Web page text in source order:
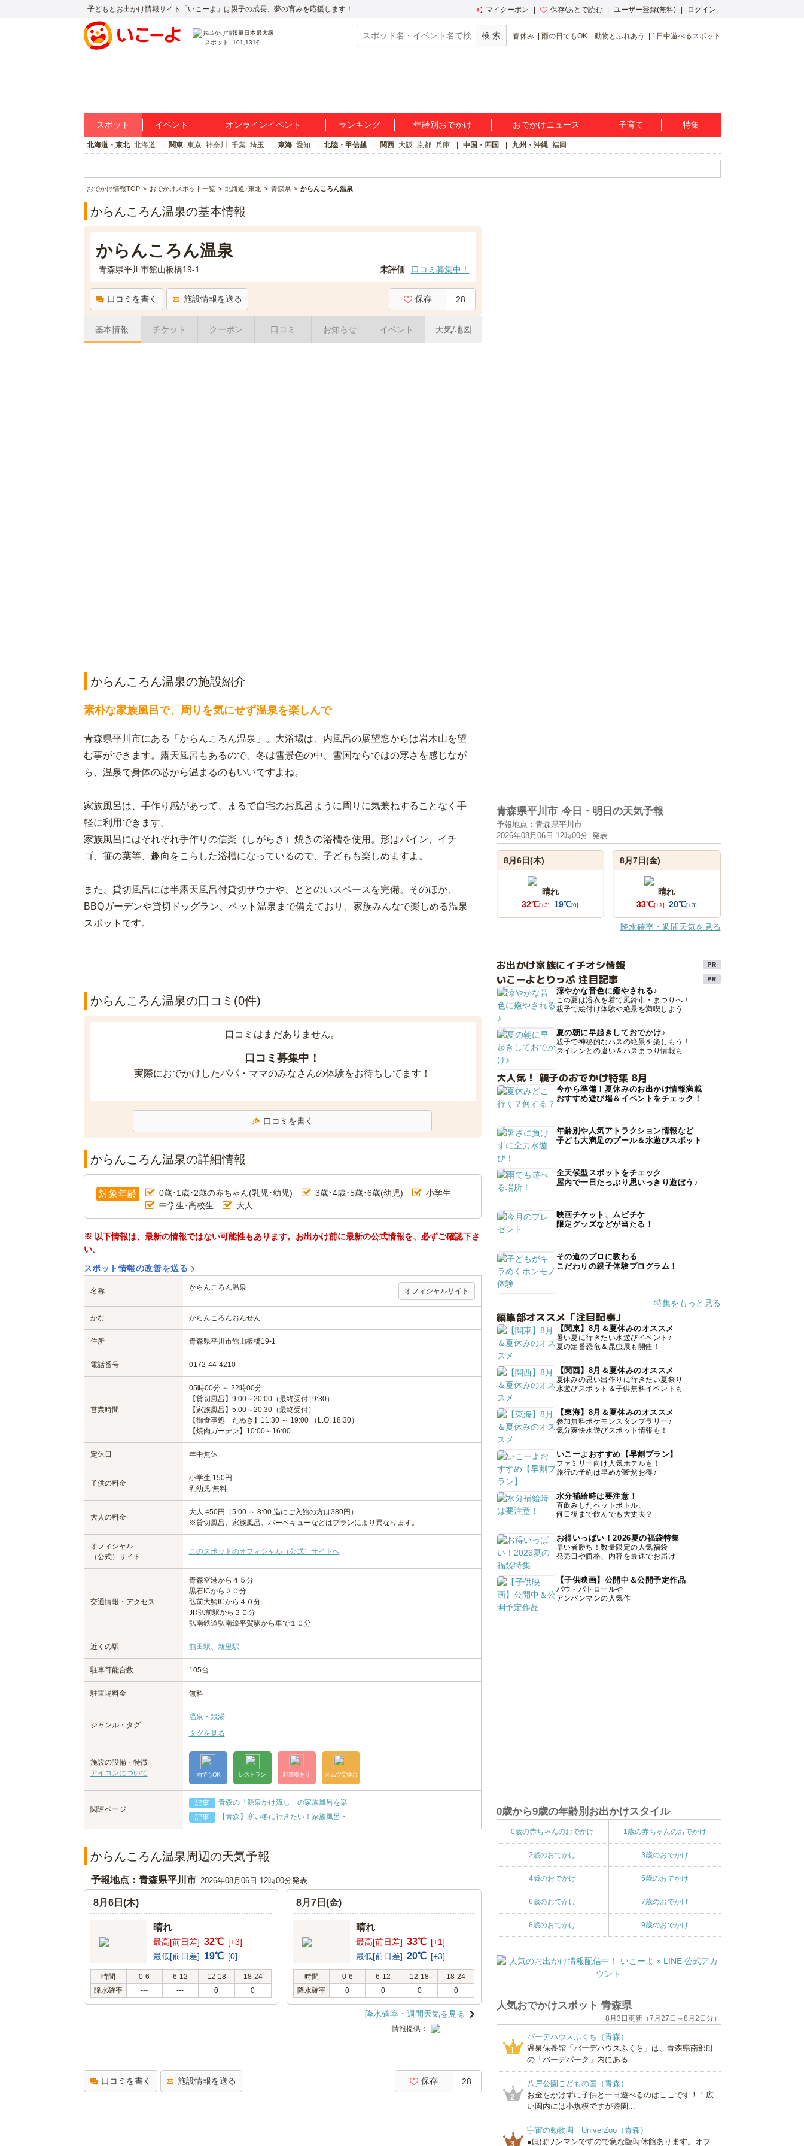
子どもとお出かけ情報サイト「いこーよ」は親子の成長、夢の育みを応援します！ マイクーポン 保存/あとで読む ユーザー登録(無料) ログイン
スポット 101,131件
春休み 雨の日でもOK 動物とふれあう 1日中遊べるスポット
スポット イベント オンラインイベント ランキング 年齢別おでかけ おでかけニュース 子育て 特集
北海道・東北 北海道 関東 東京 神奈川 千葉 埼玉 東海 愛知 北陸・甲信越 関西 大阪 京都 兵庫 中国・四国 九州・沖縄 福岡
おでかけ情報TOP おでかけスポット一覧 北海道･東北 青森県 からんころん温泉
からんころん温泉の基本情報
からんころん温泉
青森県平川市館山板橋19-1 未評価 口コミ募集中！
口コミを書く 施設情報を送る 保存 28
基本情報 チケット クーポン 口コミ お知らせ イベント 天気/地図
からんころん温泉の施設紹介
素朴な家族風呂で、周りを気にせず温泉を楽しんで
青森県平川市にある「からんころん温泉」。大浴場は、内風呂の展望窓からは岩木山を望
む事ができます。露天風呂もあるので、冬は雪景色の中、雪国ならではの寒さを感じなが
ら、温泉で身体の芯から温まるのもいいですよね。
家族風呂は、手作り感があって、まるで自宅のお風呂ように周りに気兼ねすることなく手
軽に利用できます。
家族風呂にはそれぞれ手作りの信楽（しがらき）焼きの浴槽を使用。形はパイン、イチ
ゴ、笹の葉等、趣向をこらした浴槽になっているので、子どもも楽しめますよ。
また、貸切風呂には半露天風呂付貸切サウナや、ととのいスペースを完備。そのほか、
BBQガーデンや貸切ドッグラン、ペット温泉まで備えており、家族みんなで楽しめる温泉
スポットです。
からんころん温泉の口コミ(0件)
口コミはまだありません。
口コミ募集中！
実際におでかけしたパパ・ママのみなさんの体験をお待ちしてます！
口コミを書く
からんころん温泉の詳細情報
対象年齢 0歳･1歳･2歳の赤ちゃん(乳児･幼児) 3歳･4歳･5歳･6歳(幼児)
小学生
中学生･高校生
大人
※ 以下情報は、最新の情報ではない可能性もあります。お出かけ前に最新の公式情報を、必ずご確認下さ
い。
スポット情報の改善を送る
名称 からんころん温泉 オフィシャルサイト
かな からんころんおんせん
住所 青森県平川市館山板橋19-1
電話番号 0172-44-4210
営業時間
05時00分 ～ 22時00分
【貸切風呂】9:00～20:00（最終受付19:30）
【家族風呂】5:00～20:30（最終受付）
【御食事処 たぬき】11:30 ～ 19:00 （L.O. 18:30）
【焼肉ガーデン】10:00～16:00
定休日 年中無休
子供の料金
小学生 150円
乳幼児 無料
大人の料金
大人 450円（5:00 ～ 8:00 迄にご入館の方は380円）
※貸切風呂、家族風呂、バーベキューなどはプランにより異なります。
オフィシャル
（公式）サイト
このスポットのオフィシャル（公式）サイトへ
交通情報・アクセス
青森空港から４５分
黒石ICから２０分
弘前大鰐ICから４０分
JR弘前駅から３０分
弘南鉄道弘南線平賀駅から車で１０分
近くの駅 館田駅、 新里駅
駐車可能台数 105台
駐車場料金 無料
ジャンル・タグ
温泉・銭湯
タグを見る
施設の設備・特徴
アイコンについて
雨でもOK レストラン 駐車場あり オムツ交換台
関連ページ
記事
青森の「源泉かけ流し」の家族風呂を楽
記事
【青森】寒い冬に行きたい！家族風呂・
からんころん温泉周辺の天気予報
予報地点：青森県平川市 2026年08月06日 12時00分発表
8月6日(木)
晴れ
最高[前日差] 32℃ [+3]
最低[前日差] 19℃ [0]
時間 0-6 6-12 12-18
18-24
降水確率
--- --- 0 0
8月7日(金)
晴れ
最高[前日差] 33℃ [+1]
最低[前日差] 20℃ [+3]
時間 0-6 6-12 12-18
18-24
降水確率
0 0 0 0
降水確率・週間天気を見る
情報提供：
口コミを書く 施設情報を送る 保存 28
青森県平川市 今日・明日の天気予報
予報地点：青森県平川市
2026年08月06日 12時00分 発表
8月6日(木)
晴れ
32℃[+3] 19℃[0]
8月7日(金)
晴れ
33℃[+1] 20℃[+3]
降水確率・週間天気を見る
お出かけ家族にイチオシ情報
いこーよとりっぷ 注目記事
涼やかな音色に癒やされる♪
この夏は浴衣を着て風鈴市・まつりへ！
親子で絵付け体験や絶景を満喫しよう
夏の朝に早起きしておでかけ♪
親子で神秘的なハスの絶景を楽しもう！
スイレンとの違い＆ハスまつり情報も
大人気！ 親子のおでかけ特集 8月
今から準備！夏休みのお出かけ情報満載
おすすめ遊び場＆イベントをチェック！
年齢別や人気アトラクション情報など
子ども大満足のプール＆水遊びスポット
全天候型スポットをチェック
屋内で一日たっぷり思いっきり遊ぼう♪
映画チケット、ムビチケ
限定グッズなどが当たる！
その道のプロに教わる
こだわりの親子体験プログラム！
特集をもっと見る
編集部オススメ「注目記事」
【関東】8月＆夏休みのオススメ
暑い夏に行きたい水遊びイベント♪
夏の定番恐竜＆昆虫展も開催！
【関西】8月＆夏休みのオススメ
夏休みの思い出作りに行きたい夏祭り
水遊びスポット＆子供無料イベントも
【東海】8月＆夏休みのオススメ
参加無料ポケモンスタンプラリー♪
気分爽快水遊びスポット情報も！
いこーよおすすめ【早割プラン】
ファミリー向け人気ホテルも！
旅行の予約は早めが断然お得♪
水分補給時は要注意！
直飲みしたペットボトル、
何日後まで飲んでも大丈夫？
お得いっぱい！2026夏の福袋特集
早い者勝ち！数量限定の人気福袋
発売日や価格、内容を最速でお届け
【子供映画】公開中＆公開予定作品
パウ・パトロールや
アンパンマンの人気作
0歳から9歳の年齢別お出かけスタイル
0歳の赤ちゃんのおでかけ 1歳の赤ちゃんのおでかけ
2歳のおでかけ 3歳のおでかけ
4歳のおでかけ 5歳のおでかけ
6歳のおでかけ 7歳のおでかけ
8歳のおでかけ 9歳のおでかけ
人気おでかけスポット 青森県
8月3日更新（7月27日～8月2日分）
1
バーデハウスふくち（青森）
温泉保養館「バーデハウスふくち」は、青森県南部町
の「バーデパーク」内にある...
2
八戸公園こどもの国（青森）
お金をかけずに子供と一日遊べるのはここです！！広
い園内には小規模ですが遊園...
3
宇宙の動物園 UniverZoo（青森）
●ほぼワンマンですので急な臨時休館あります。オフ